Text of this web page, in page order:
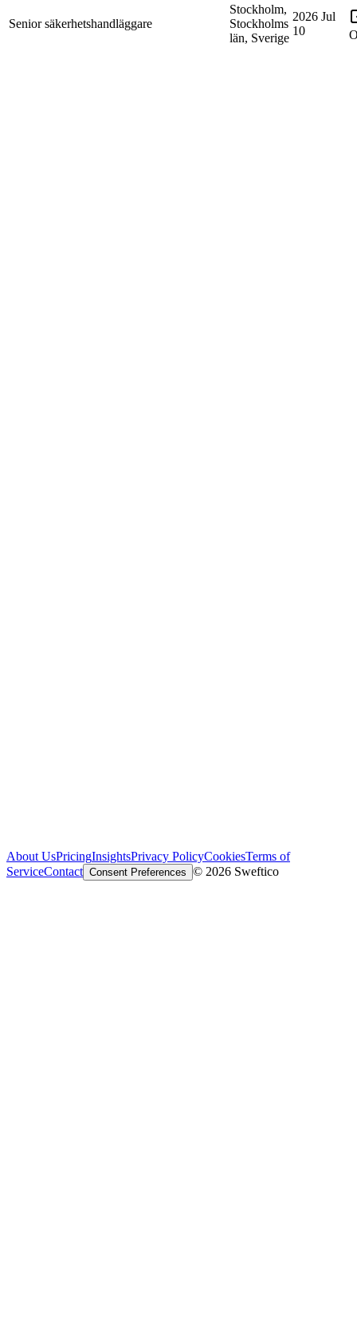
Senior säkerhetshandläggare
Stockholm,
Stockholms
län, Sverige
2026 Jul
10
About UsPricingInsightsPrivacy PolicyCookiesTerms of
ServiceContact Consent Preferences © 2026 Sweftico